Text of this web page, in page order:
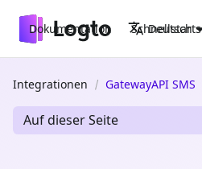
Dokumentation Schnellstarts
Deutsch
Integrationen GatewayAPI SMS
Auf dieser Seite